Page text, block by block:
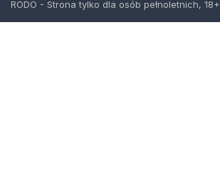
RODO - Strona tylko dla osób pełnoletnich, 18+